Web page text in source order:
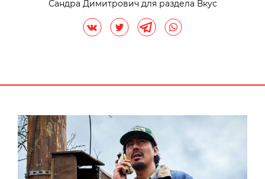
Сандра Димитрович для раздела Вкус